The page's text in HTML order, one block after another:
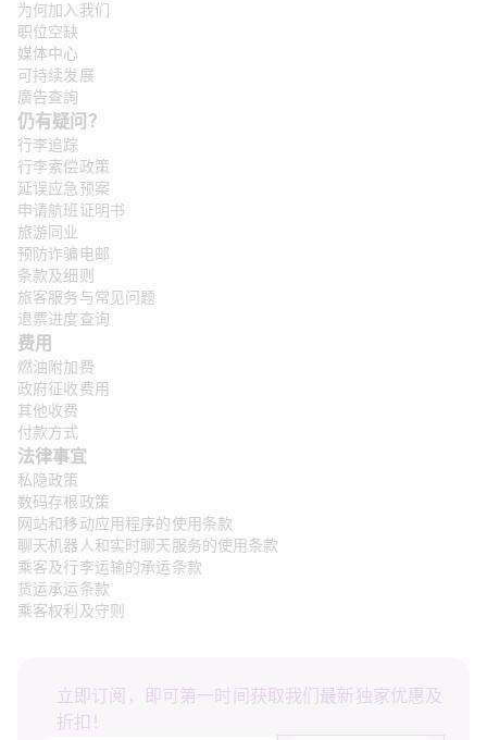
为何加入我们
职位空缺
媒体中心
可持续发展
廣告查詢
仍有疑问？
行李追踪
行李索偿政策
延误应急预案
申请航班证明书
旅游同业
预防诈骗电邮
条款及细则
旅客服务与常见问题
退票进度查询
费用
燃油附加费
政府征收费用
其他收费
付款方式
法律事宜
私隐政策
数码存根政策
网站和移动应用程序的使用条款
聊天机器人和实时聊天服务的使用条款
乘客及行李运输的承运条款
货运承运条款
乘客权利及守则
立即订阅，即可第一时间获取我们最新独家优惠及
折扣！